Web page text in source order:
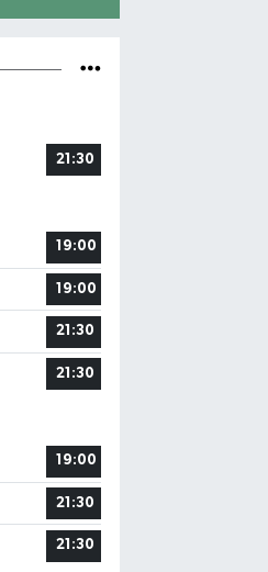
21:30
19:00
19:00
21:30
21:30
19:00
21:30
21:30